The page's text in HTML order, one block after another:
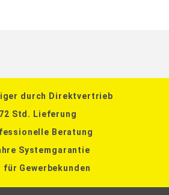
durch Direktvertrieb
72 Std. Lieferung
Beratung
Systemgarantie
für Gewerbekunden